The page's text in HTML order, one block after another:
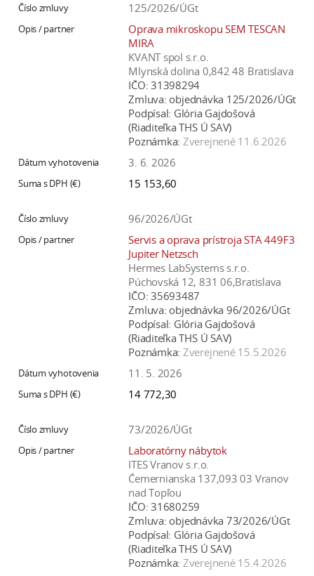
125/2026/ÚGt
Oprava mikroskopu SEM TESCAN
MIRA
KVANT spol s.r.o.
Mlynská dolina 0,842 48 Bratislava
IČO: 31398294
Zmluva: objednávka 125/2026/ÚGt
Podpísal: Glória Gajdošová
(Riaditeľka THS Ú SAV)
Poznámka: Zverejnené 11.6.2026
3. 6. 2026
15 153,60
96/2026/ÚGt
Servis a oprava prístroja STA 449F3
Jupiter Netzsch
Hermes LabSystems s.r.o.
Púchovská 12, 831 06,Bratislava
IČO: 35693487
Zmluva: objednávka 96/2026/ÚGt
Podpísal: Glória Gajdošová
(Riaditeľka THS Ú SAV)
Poznámka: Zverejnené 15.5.2026
11. 5. 2026
14 772,30
73/2026/ÚGt
Laboratórny nábytok
ITES Vranov s.r.o.
Čemernianska 137,093 03 Vranov
nad Topľou
IČO: 31680259
Zmluva: objednávka 73/2026/ÚGt
Podpísal: Glória Gajdošová
(Riaditeľka THS Ú SAV)
Poznámka: Zverejnené 15.4.2026